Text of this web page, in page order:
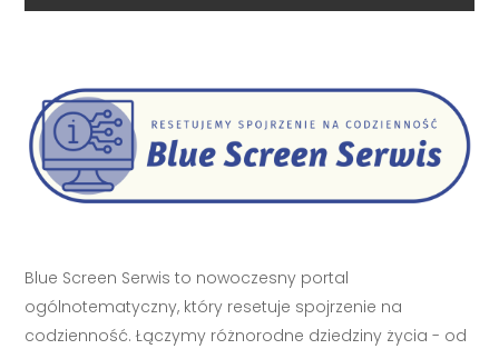
Blue Screen Serwis to nowoczesny portal
ogólnotematyczny, który resetuje spojrzenie na
codzienność. Łączymy różnorodne dziedziny życia - od